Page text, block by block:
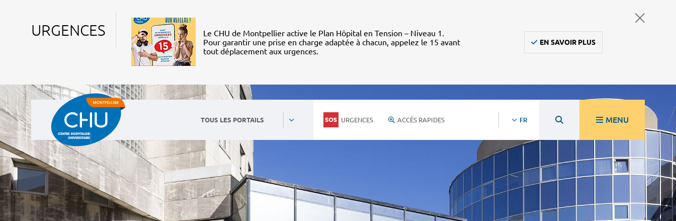
URGENCES
Le CHU de Montpellier active le Plan Hôpital en Tension – Niveau 1.
Pour garantir une prise en charge adaptée à chacun, appelez le 15 avant
tout déplacement aux urgences.
EN SAVOIR PLUS
TOUS LES PORTAILS URGENCES ACCÈS RAPIDES FR MENU